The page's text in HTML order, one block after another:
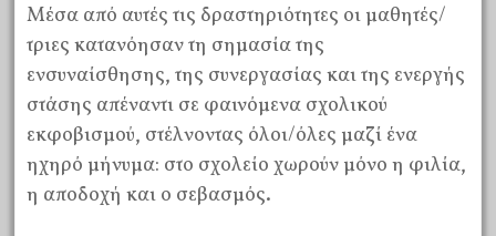
Μέσα από αυτές τις δραστηριότητες οι μαθητές/
τριες κατανόησαν τη σημασία της
ενσυναίσθησης, της συνεργασίας και της ενεργής
στάσης απέναντι σε φαινόμενα σχολικού
εκφοβισμού, στέλνοντας όλοι/όλες μαζί ένα
ηχηρό μήνυμα: στο σχολείο χωρούν μόνο η φιλία,
η αποδοχή και ο σεβασμός.